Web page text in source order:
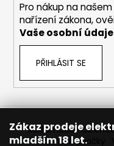
Zákaz prodeje
mladším 18 let.
Pro nákup na
nařízení zákona,
Vaše osobní
PŘIHLÁSIT SE
Reklamace
Prodávané značky